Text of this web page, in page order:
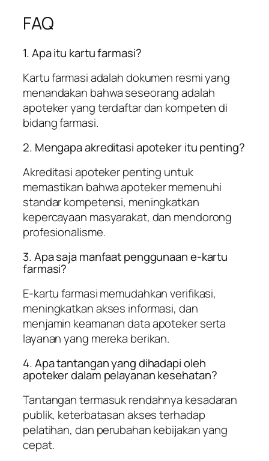
FAQ
1. Apa itu kartu farmasi?
Kartu farmasi adalah dokumen resmi yang
menandakan bahwa seseorang adalah
apoteker yang terdaftar dan kompeten di
bidang farmasi.
2. Mengapa akreditasi apoteker itu penting?
Akreditasi apoteker penting untuk
memastikan bahwa apoteker memenuhi
standar kompetensi, meningkatkan
kepercayaan masyarakat, dan mendorong
profesionalisme.
3. Apa saja manfaat penggunaan e-kartu
farmasi?
E-kartu farmasi memudahkan verifikasi,
meningkatkan akses informasi, dan
menjamin keamanan data apoteker serta
layanan yang mereka berikan.
4. Apa tantangan yang dihadapi oleh
apoteker dalam pelayanan kesehatan?
Tantangan termasuk rendahnya kesadaran
publik, keterbatasan akses terhadap
pelatihan, dan perubahan kebijakan yang
cepat.